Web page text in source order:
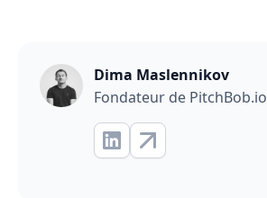
Dima Maslennikov
Fondateur de PitchBob.io